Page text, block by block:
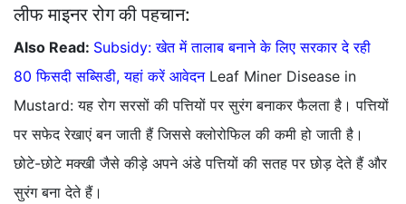
लीफ माइनर रोग की पहचान:
Also Read: Subsidy: खेत में तालाब बनाने के लिए सरकार दे रही
80 फिसदी सब्सिडी, यहां करें आवेदनLeaf Miner Disease in
Mustard: यह रोग सरसों की पत्तियों पर सुरंग बनाकर फैलता है। पत्तियों
पर सफेद रेखाएं बन जाती हैं जिससे क्लोरोफिल की कमी हो जाती है।
छोटे-छोटे मक्खी जैसे कीड़े अपने अंडे पत्तियों की सतह पर छोड़ देते हैं और
सुरंग बना देते हैं।